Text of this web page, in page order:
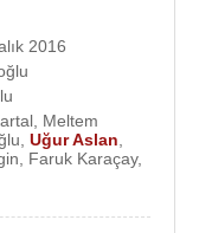
Dizisi)
Filmi)
Dizisi)
Ayse)(Sinema
2016
Meltem
Uğur Aslan
Faruk Karaçay,